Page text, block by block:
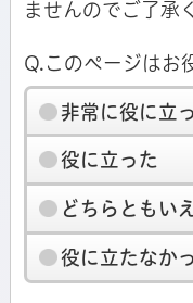
ませんのでご了承
Q.このページはお
非常に役に立
役に立った
どちらともい
役に立たなか